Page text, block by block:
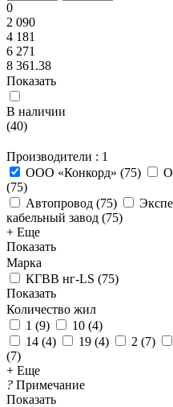
0
2 090
4 181
6 271
8 361.38
Показать
В наличии
(40)
Производители : 1
ООО «Конкорд» (75)
(75)
Автопровод (75)
кабельный завод (75)
+ Еще
Показать
Марка
КГВВ нг-LS (75)
Показать
Количество жил
1 (9) 10 (4)
14 (4) 19 (4) 2 (7)
(7)
+ Еще
? Примечание
Показать